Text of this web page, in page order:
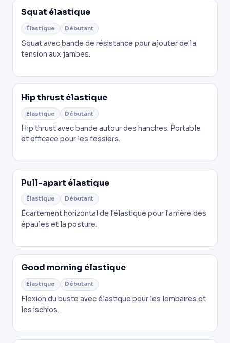
Squat élastique
Élastique Débutant
Squat avec bande de résistance pour ajouter de la
tension aux jambes.
Hip thrust élastique
Élastique Débutant
Hip thrust avec bande autour des hanches. Portable
et efficace pour les fessiers.
Pull-apart élastique
Élastique Débutant
Écartement horizontal de l'élastique pour l'arrière des
épaules et la posture.
Good morning élastique
Élastique Débutant
Flexion du buste avec élastique pour les lombaires et
les ischios.